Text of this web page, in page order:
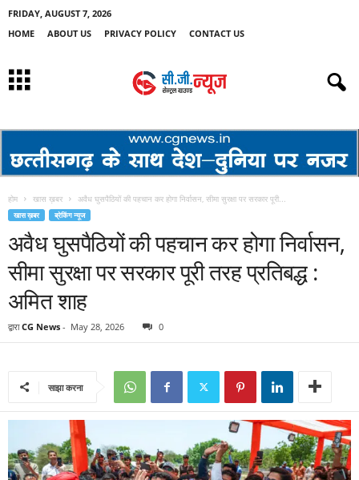
FRIDAY, AUGUST 7, 2026
HOME
ABOUT US PRIVACY POLICY CONTACT US
होम खास ख़बर अवैध घुसपैठियों की पहचान कर होगा निर्वासन, सीमा सुरक्षा पर सरकार पूरी...
खास ख़बर ब्रेकिंग न्यूज
अवैध घुसपैठियों की पहचान कर होगा निर्वासन,
सीमा सुरक्षा पर सरकार पूरी तरह प्रतिबद्ध :
अमित शाह
द्वारा CG News - May 28, 2026 0
साझा करना